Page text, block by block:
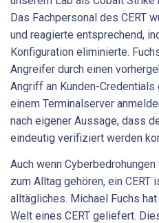
Das Fachpersonal des CERT
und reagierte entsprechend,
Konfiguration eliminierte.
Angreifer durch einen
Angriff an Kunden-
einem Terminalserver
nach eigener Aussage, dass
eindeutig verifiziert werden
Auch wenn
zum Alltag gehören, ein CERT
alltägliches. Michael Fuchs
Welt eines CERT geliefert.